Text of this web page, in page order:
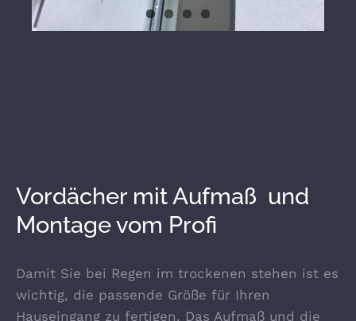
Vordächer mit Aufmaß und
Montage vom Profi
Damit Sie bei Regen im trockenen stehen ist es
wichtig, die passende Größe für Ihren
Hauseingang zu fertigen. Das Aufmaß und die